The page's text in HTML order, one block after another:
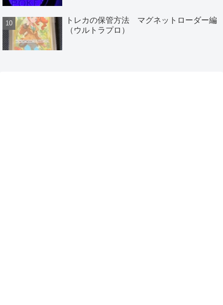
トレカの保管方法 マグネットローダー編
（ウルトラプロ）